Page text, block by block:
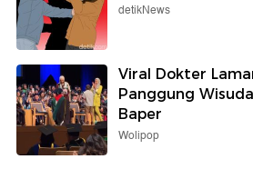
detikNews
Viral Dokter
Panggung
Baper
Wolipop